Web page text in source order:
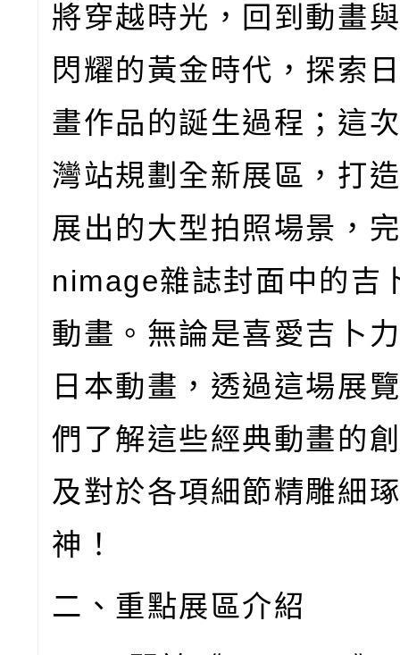
將穿越時光，回到動畫
閃耀的黃金時代，探索
畫作品的誕生過程；這
灣站規劃全新展區，打
展出的大型拍照場景，
nimage雜誌封面中的吉
動畫。無論是喜愛吉卜
日本動畫，透過這場展
們了解這些經典動畫的
及對於各項細節精雕細
神！
二、重點展區介紹